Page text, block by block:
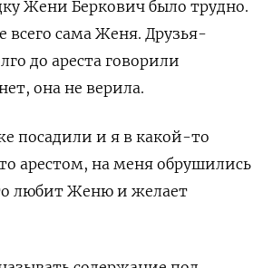
Жени Беркович было трудно.
всего сама Женя. Друзья-
до ареста говорили
она не верила.
посадили и я в какой-то
арестом, на меня обрушились
любит Женю и желает